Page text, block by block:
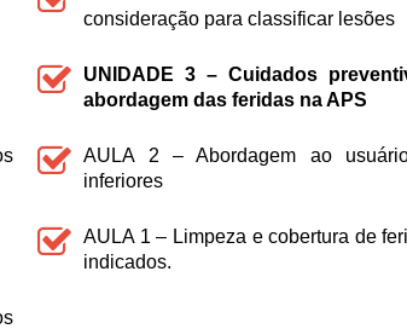
consideração para classificar lesões
UNIDADE 3 – Cuidados
abordagem das feridas na APS
AULA 2 – Abordagem ao
inferiores
AULA 1 – Limpeza e cobertura de
indicados.